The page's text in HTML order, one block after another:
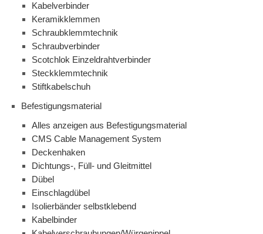
Kabelverbinder
Keramikklemmen
Schraubklemmtechnik
Schraubverbinder
Scotchlok Einzeldrahtverbinder
Steckklemmtechnik
Stiftkabelschuh
Befestigungsmaterial
Alles anzeigen aus Befestigungsmaterial
CMS Cable Management System
Deckenhaken
Dichtungs-, Füll- und Gleitmittel
Dübel
Einschlagdübel
Isolierbänder selbstklebend
Kabelbinder